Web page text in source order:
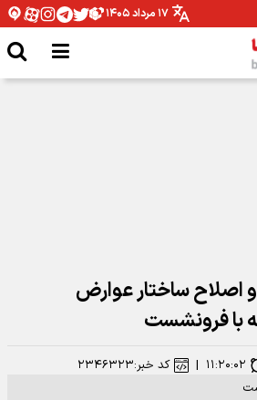
۱۷ مرداد ۱۴۰۵
به همان سال رحلت پیامبر اکرم بوده است
و اصلاح ساختار عوارض
با فرونشست
۱۱:۲۰:۰۲ | کد خبر:۲۳۴۶۳۲۳